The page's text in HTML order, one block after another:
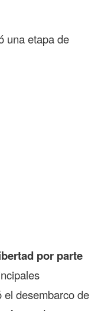
una etapa de
por parte
el desembarco de